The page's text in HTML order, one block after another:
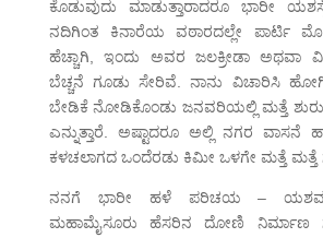
ಕೊಡುವುದು ಮಾಡುತ್ತಾರಾದರೂ ಭಾರೀ
ನದಿಗಿಂತ ಕಿನಾರೆಯ ವಠಾರದಲ್ಲೇ ಪಾರ್ಟಿ
ಹೆಚ್ಚಾಗಿ, ಇಂದು ಅವರ ಜಲಕ್ರೀಡಾ ಅಥವಾ
ಬೆಚ್ಚನೆ ಗೂಡು ಸೇರಿವೆ. ನಾನು ವಿಚಾರಿಸಿ
ಬೇಡಿಕೆ ನೋಡಿಕೊಂಡು ಜನವರಿಯಲ್ಲಿ ಮತ್ತೆ
ಎನ್ನುತ್ತಾರೆ. ಅಷ್ಟಾದರೂ ಅಲ್ಲಿ ನಗರ ವಾಸನೆ
ಕಳಚಲಾಗದ ಒಂದೆರಡು ಕಿಮೀ ಒಳಗೇ ಮತ್ತೆ ಮತ್ತೆ
ನನಗೆ ಭಾರೀ ಹಳೆ ಪರಿಚಯ –
ಮಹಾಮೈಸೂರು ಹೆಸರಿನ ದೋಣಿ ನಿರ್ಮಾಣ